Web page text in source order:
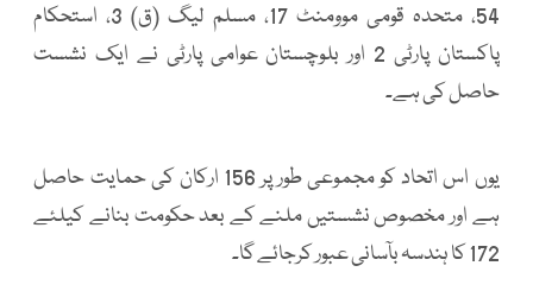
54، متحدہ قومی موومنٹ 17، مسلم لیگ (ق) 3، استحکام
پاکستان پارٹی 2 اور بلوچستان عوامی پارٹی نے ایک نشست
حاصل کی ہے۔
یوں اس اتحاد کو مجموعی طور پر 156 ارکان کی حمایت حاصل
ہے اور مخصوص نشستیں ملنے کے بعد حکومت بنانے کیلئے
172 کا ہندسہ بآسانی عبور کرجائے گا۔